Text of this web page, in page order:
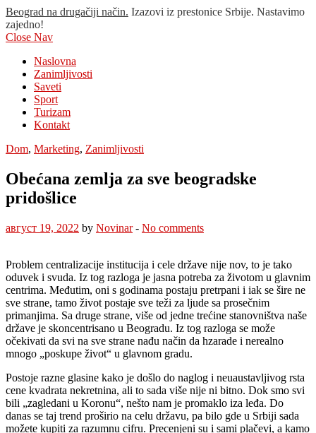
Beograd na drugačiji način. Izazovi iz prestonice Srbije. Nastavimo
zajedno!
Close Nav
Naslovna
Zanimljivosti
Saveti
Sport
Turizam
Kontakt
Dom, Marketing, Zanimljivosti
Obećana zemlja za sve beogradske
pridošlice
август 19, 2022 by Novinar- No comments
Problem centralizacije institucija i cele države nije nov, to je tako
oduvek i svuda. Iz tog razloga je jasna potreba za životom u glavnim
centrima. Međutim, oni s godinama postaju pretrpani i iak se šire ne
sve strane, tamo život postaje sve teži za ljude sa prosečnim
primanjima. Sa druge strane, više od jedne trećine stanovništva naše
države je skoncentrisano u Beogradu. Iz tog razloga se može
očekivati da svi na sve strane nađu način da hzarade i nerealno
mnogo „poskupe život“ u glavnom gradu.
Postoje razne glasine kako je došlo do naglog i neuaustavljivog rsta
cene kvadrata nekretnina, ali to sada više nije ni bitno. Dok smo svi
bili „zagledani u Koronu“, nešto nam je promaklo iza leđa. Do
danas se taj trend proširio na celu državu, pa bilo gde u Srbiji sada
možete kupiti za razumnu cifru. Precenjeni su i sami plačevi, a kamo